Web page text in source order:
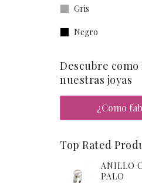
Gris
Negro
Descubre
nuestras joyas
¿Como
Top Rated
ANILLO
PALO